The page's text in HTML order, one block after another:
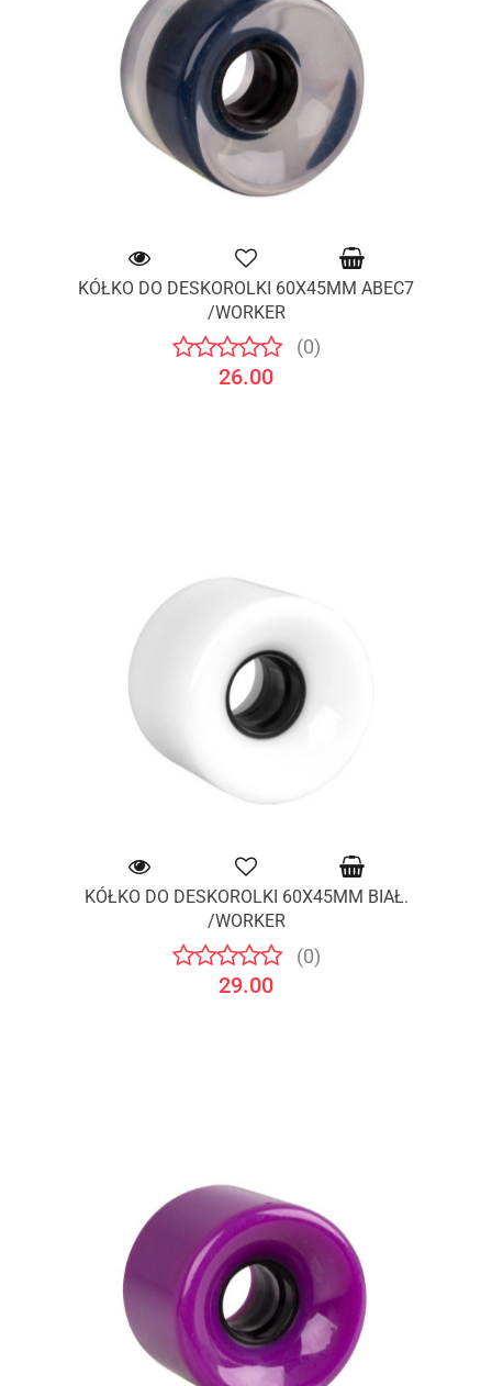
KÓŁKO DO DESKOROLKI 60X45MM ABEC7
/WORKER
(0)
26.00
KÓŁKO DO DESKOROLKI 60X45MM BIAŁ.
/WORKER
(0)
29.00